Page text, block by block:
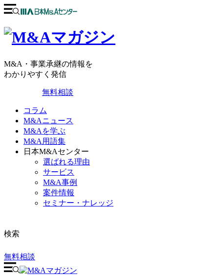
M&A・事業承継の情報を
わかりやすく発信
無料相談
コラム
M&Aニュース
M&Aを学ぶ
M&A用語集
日本M&Aセンター
選ばれる理由
サービス
M&A事例
案件情報
セミナー・ナレッジ
検索
無料相談